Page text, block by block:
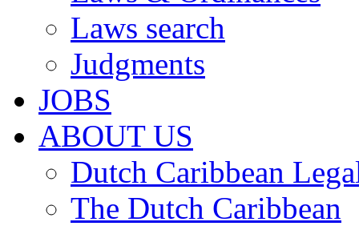
Laws search
Judgments
JOBS
ABOUT US
Dutch Caribbean
The Dutch Caribbean